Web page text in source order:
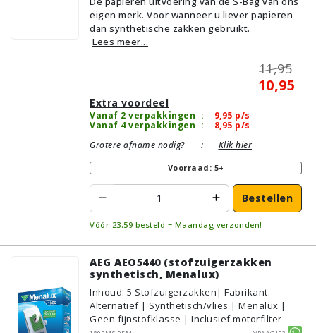
eigen merk. Voor wanneer u liever papieren
dan synthetische zakken gebruikt.
Lees meer...
11,95
10,95
Extra voordeel
Vanaf 2 verpakkingen : 9,95 p/s
Vanaf 4 verpakkingen : 8,95 p/s
Grotere afname nodig?
: Klik hier
Voorraad: 5+
Bestellen
Vóór 23:59 besteld = Maandag verzonden!
AEG AEO5440 (stofzuigerzakken
synthetisch, Menalux)
Inhoud: 5 Stofzuigerzakken| Fabrikant:
Alternatief | Synthetisch/vlies | Menalux |
Geen fijnstofklasse | Inclusief motorfilter